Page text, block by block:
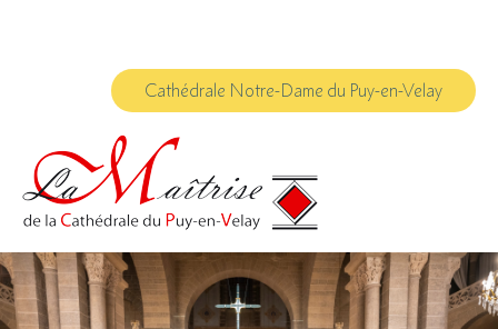
Cathédrale Notre-Dame du Puy-en-Velay